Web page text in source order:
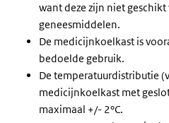
want deze zijn niet
geneesmiddelen.
De medicijnkoelkast is
bedoelde gebruik.
De temperatuurdistributie
medicijnkoelkast met
maximaal +/- 2°C.